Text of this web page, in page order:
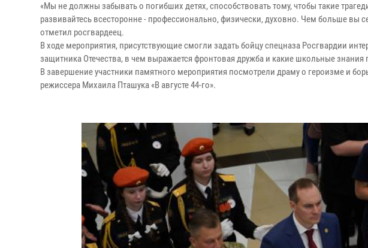
«Мы не должны забывать о погибших детях, способствовать тому, чтобы такие
развивайтесь всесторонне - профессионально, физически, духовно. Чем больше вы
отметил росгвардеец.
В ходе мероприятия, присутствующие смогли задать бойцу спецназа Росгвардии
защитника Отечества, в чем выражается фронтовая дружба и какие школьные
В завершение участники памятного мероприятия посмотрели драму о героизме и
режиссера Михаила Пташука «В августе 44-го».